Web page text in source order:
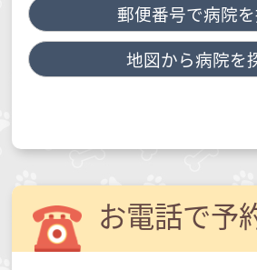
郵便番号で病院
地図から病院を
お電話で予